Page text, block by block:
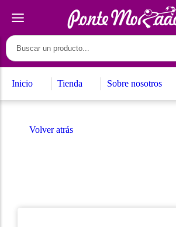
Inicio Tienda Sobre nosotros
Volver atrás